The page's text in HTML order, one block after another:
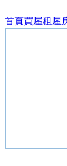
首頁買屋租屋